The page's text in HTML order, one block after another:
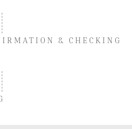
& CHECKING